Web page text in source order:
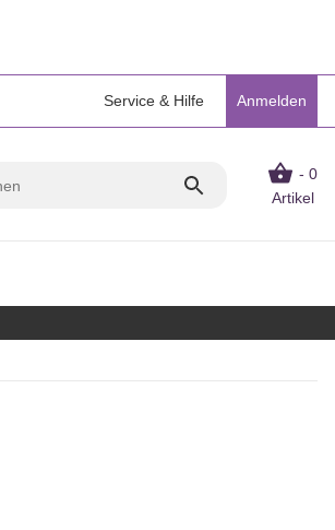
Service & Hilfe Anmelden
- 0
Artikel